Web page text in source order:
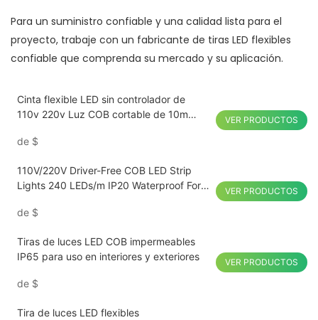
Para un suministro confiable y una calidad lista para el
proyecto, trabaje con un fabricante de tiras LED flexibles
confiable que comprenda su mercado y su aplicación.
Cinta flexible LED sin controlador de
110v 220v Luz COB cortable de 10m
de $
VER PRODUCTOS
110V/220V Driver-Free COB LED Strip
Lights 240 LEDs/m IP20 Waterproof For
de $
VER PRODUCTOS
Tiras de luces LED COB impermeables
IP65 para uso en interiores y exteriores
de $
VER PRODUCTOS
Tira de luces LED flexibles